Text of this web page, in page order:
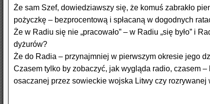
Że sam Szef, dowiedziawszy się, że komuś zabrakło
pożyczkę – bezprocentową i spłacaną w dogodnych
Że w Radiu się nie „pracowało” – w Radiu „się było” i
dyżurów?
Że do Radia – przynajmniej w pierwszym okresie jego
Czasem tylko by zobaczyć, jak wygląda radio, czasem
osaczanej przez sowieckie wojska Litwy czy rozrywanej